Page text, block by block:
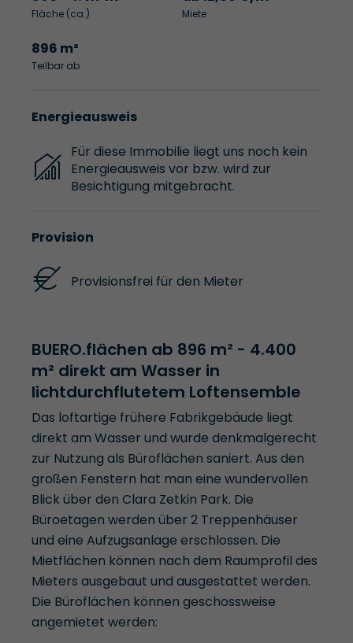
Fläche (ca.) Miete
896 m²
Teilbar ab
Energieausweis
Für diese Immobilie liegt uns noch kein
Energieausweis vor bzw. wird zur
Besichtigung mitgebracht.
Provision
Provisionsfrei für den Mieter
BUERO.flächen ab 896 m² - 4.400
m² direkt am Wasser in
lichtdurchflutetem Loftensemble
Das loftartige frühere Fabrikgebäude liegt
direkt am Wasser und wurde denkmalgerecht
zur Nutzung als Büroflächen saniert. Aus den
großen Fenstern hat man eine wundervollen
Blick über den Clara Zetkin Park. Die
Büroetagen werden über 2 Treppenhäuser
und eine Aufzugsanlage erschlossen. Die
Mietflächen können nach dem Raumprofil des
Mieters ausgebaut und ausgestattet werden.
Die Büroflächen können geschossweise
angemietet werden: